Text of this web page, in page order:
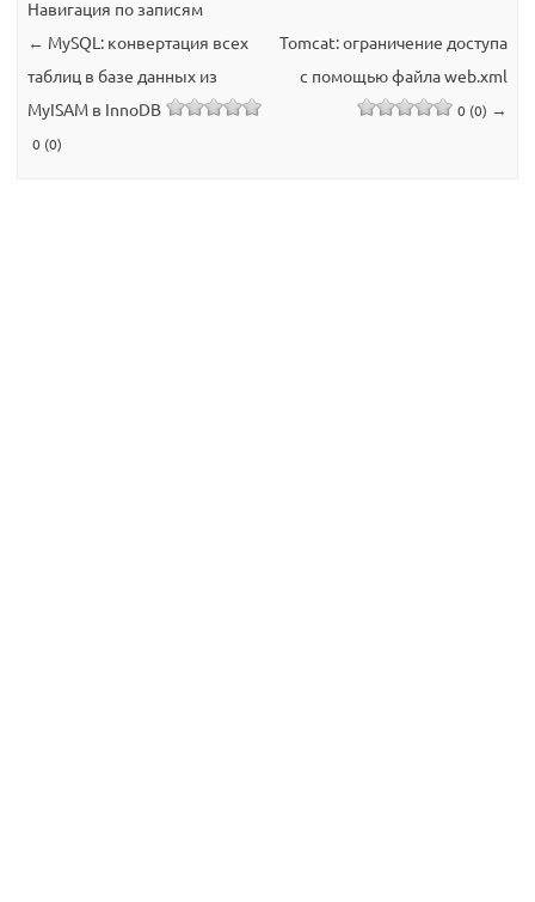
Навигация по записям
← MySQL: конвертация всех
таблиц в базе данных из
MyISAM в InnoDB
0 (0)
Tomcat: ограничение доступа
с помощью файла web.xml
0 (0) →